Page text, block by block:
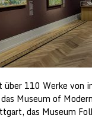
110 Werke von
Museum of
das Museum